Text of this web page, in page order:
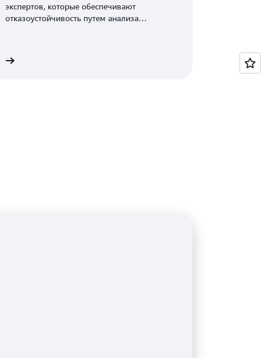
экспертов, которые обеспечивают
отказоустойчивость путем анализа